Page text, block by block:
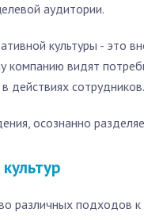
аудитории.
культуры - это
компанию видят
действиях сотрудников.
осознанно
подходов к